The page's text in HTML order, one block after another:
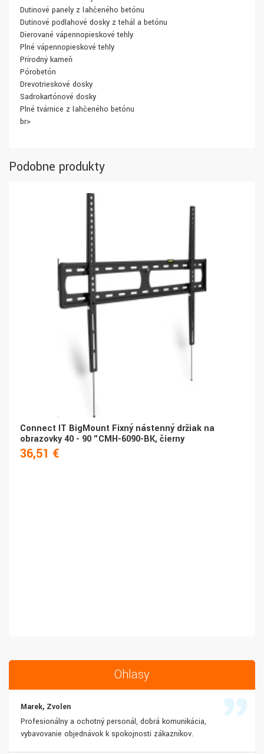
Dutinové panely z ľahčeného betónu
Dutinové podlahové dosky z tehál a betónu
Dierované vápennopieskové tehly
Plné vápennopieskové tehly
Prírodný kameň
Pórobetón
Drevotrieskové dosky
Sadrokartónové dosky
Plné tvárnice z ľahčeného betónu
br>
Podobne produkty
Connect IT BigMount Fixný nástenný držiak na
obrazovky 40 - 90 "CMH-6090-BK, čierny
36,51 €
Ohlasy
Marek, Zvolen
Profesionálny a ochotný personál, dobrá komunikácia,
vybavovanie objednávok k spokojnosti zákazníkov.